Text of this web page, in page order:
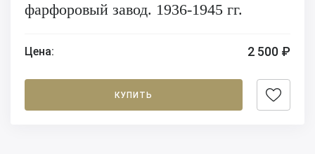
фарфоровый завод. 1936-1945 гг.
Цена: 2 500 ₽
КУПИТЬ